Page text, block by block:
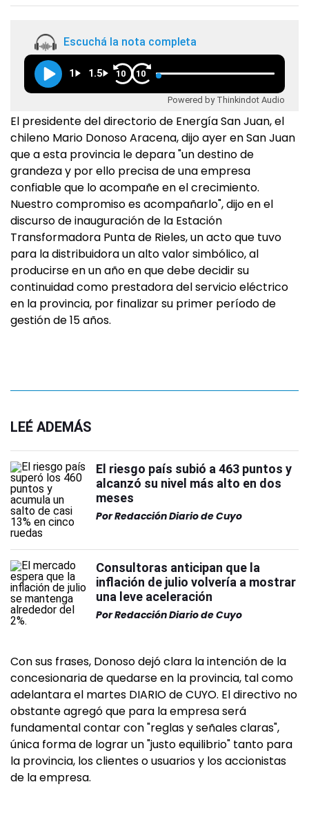
Escuchá la nota completa
1 1.5 10 10
Powered by Thinkindot Audio
El presidente del directorio de Energía San Juan, el
chileno Mario Donoso Aracena, dijo ayer en San Juan
que a esta provincia le depara "un destino de
grandeza y por ello precisa de una empresa
confiable que lo acompañe en el crecimiento.
Nuestro compromiso es acompañarlo", dijo en el
discurso de inauguración de la Estación
Transformadora Punta de Rieles, un acto que tuvo
para la distribuidora un alto valor simbólico, al
producirse en un año en que debe decidir su
continuidad como prestadora del servicio eléctrico
en la provincia, por finalizar su primer período de
gestión de 15 años.
LEÉ ADEMÁS
El riesgo país subió a 463 puntos y
alcanzó su nivel más alto en dos
meses
PorRedacción Diario de Cuyo
Consultoras anticipan que la
inflación de julio volvería a mostrar
una leve aceleración
PorRedacción Diario de Cuyo
Con sus frases, Donoso dejó clara la intención de la
concesionaria de quedarse en la provincia, tal como
adelantara el martes DIARIO de CUYO. El directivo no
obstante agregó que para la empresa será
fundamental contar con "reglas y señales claras",
única forma de lograr un "justo equilibrio" tanto para
la provincia, los clientes o usuarios y los accionistas
de la empresa.